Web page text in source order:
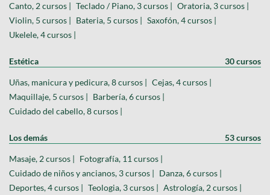
Canto, 2 cursos | Teclado / Piano, 3 cursos | Oratoria, 3 cursos |
Violin, 5 cursos | Bateria, 5 cursos | Saxofón, 4 cursos |
Ukelele, 4 cursos |
Estética 30 cursos
Uñas, manicura y pedicura, 8 cursos | Cejas, 4 cursos |
Maquillaje, 5 cursos | Barbería, 6 cursos |
Cuidado del cabello, 8 cursos |
Los demás 53 cursos
Masaje, 2 cursos | Fotografía, 11 cursos |
Cuidado de niños y ancianos, 3 cursos | Danza, 6 cursos |
Deportes, 4 cursos | Teologia, 3 cursos | Astrología, 2 cursos |